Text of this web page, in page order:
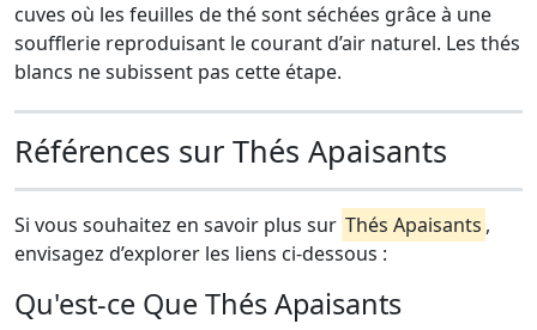
cuves où les feuilles de thé sont séchées grâce à une
soufflerie reproduisant le courant d’air naturel. Les thés
blancs ne subissent pas cette étape.
Références sur Thés Apaisants
Si vous souhaitez en savoir plus sur Thés Apaisants ,
envisagez d’explorer les liens ci-dessous :
Qu'est-ce Que Thés Apaisants